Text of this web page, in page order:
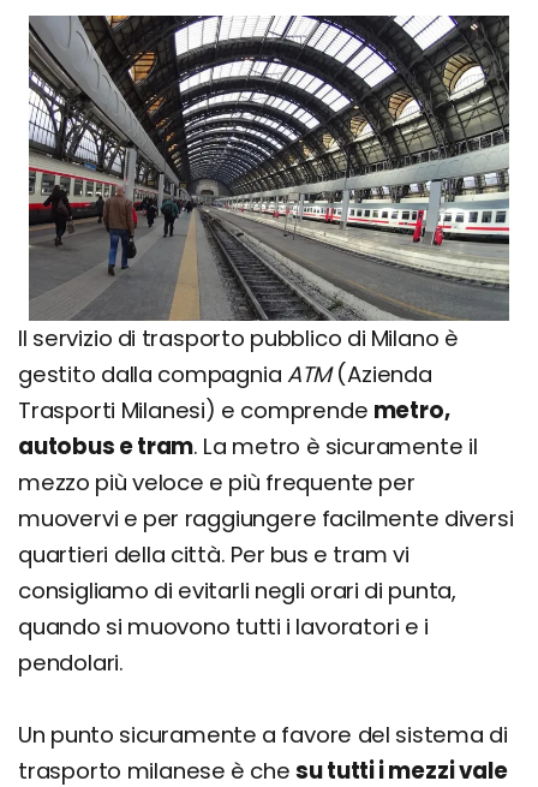
Il servizio di trasporto pubblico di Milano è
gestito dalla compagnia ATM(Azienda
Trasporti Milanesi) e comprende metro,
autobus e tram. La metro è sicuramente il
mezzo più veloce e più frequente per
muovervi e per raggiungere facilmente diversi
quartieri della città. Per bus e tram vi
consigliamo di evitarli negli orari di punta,
quando si muovono tutti i lavoratori e i
pendolari.
Un punto sicuramente a favore del sistema di
trasporto milanese è chesu tutti i mezzi vale